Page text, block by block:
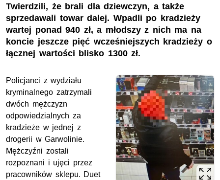
Twierdzili, że brali dla dziewczyn, a także
sprzedawali towar dalej. Wpadli po kradzieży
wartej ponad 940 zł, a młodszy z nich ma na
koncie jeszcze pięć wcześniejszych kradzieży o
łącznej wartości blisko 1300 zł.
Policjanci z wydziału
kryminalnego zatrzymali
dwóch mężczyzn
odpowiedzialnych za
kradzieże w jednej z
drogerii w Garwolinie.
Mężczyźni zostali
rozpoznani i ujęci przez
pracowników sklepu. Duet